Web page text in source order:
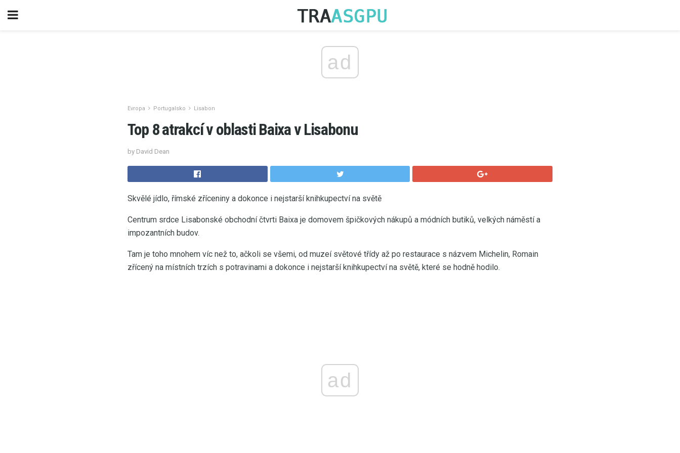
ad
Evropa Portugalsko Lisabon
Top 8 atrakcí v oblasti Baixa v Lisabonu
by David Dean
Skvělé jídlo, římské zříceniny a dokonce i nejstarší knihkupectví na světě
Centrum srdce Lisabonské obchodní čtvrti Baixa je domovem špičkových nákupů a módních butiků, velkých náměstí a
impozantních budov.
Tam je toho mnohem víc než to, ačkoli se všemi, od muzeí světové třídy až po restaurace s názvem Michelin, Romain
zřícený na místních trzích s potravinami a dokonce i nejstarší knihkupectví na světě, které se hodně hodilo.
ad